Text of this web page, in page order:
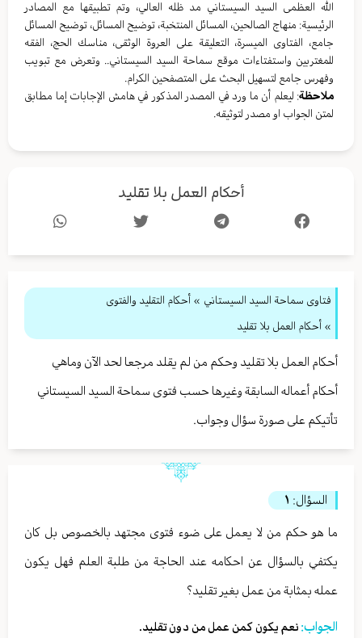
الله العظمى السيد السيستاني مد ظله العالي، وتم تطبيقها مع المصادر
الرئيسية: منهاج الصالحين، المسائل المنتخبة، توضيح المسائل، توضيح المسائل
جامع، الفتاوى الميسرة، التعليقة على العروة الوثقى، مناسك الحج، الفقه
للمغتربين واستفتاءات موقع سماحة السيد السيستاني.. وتعرض مع تبويب
وفهرس جامع لتسهيل البحث على المتصفحين الكرام.
ملاحظة: ليعلم أن ما ورد في المصدر المذكور في هامش الإجابات إما مطابق
لمتن الجواب او مصدر لتوثيقه.
أحكام العمل بلا تقليد
فتاوى سماحة السيد السيستاني » أحكام التقليد والفتوى
» أحكام العمل بلا تقليد
أحكام العمل بلا تقليد وحكم من لم يقلد مرجعا لحد الآن وماهي
أحكام أعماله السابقة وغيرها حسب فتوى سماحة السيد السيستاني
تأتيكم على صورة سؤال وجواب.
السؤال: ١
ما هو حكم من لا يعمل على ضوء فتوى مجتهد بالخصوص بل كان
يكتفي بالسؤال عن احكامه عند الحاجة من طلبة العلم فهل يكون
عمله بمثابة من عمل بغير تقليد؟
الجواب: نعم يكون كمن عمل من دون تقليد.